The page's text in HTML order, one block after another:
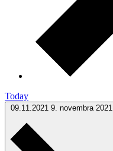
Today
09.11.2021 9. novembra 2021